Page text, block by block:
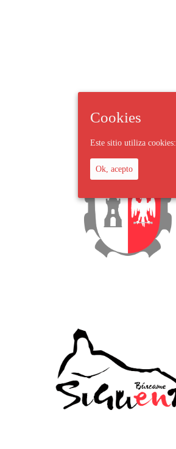
Cookies
Este sitio utiliza cookies:
Ok, acepto